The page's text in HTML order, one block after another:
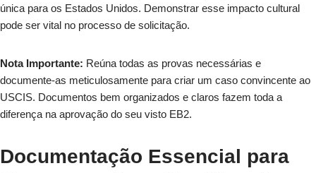
única para os Estados Unidos. Demonstrar esse impacto cultural
pode ser vital no processo de solicitação.
Nota Importante: Reúna todas as provas necessárias e
documente-as meticulosamente para criar um caso convincente ao
USCIS. Documentos bem organizados e claros fazem toda a
diferença na aprovação do seu visto EB2.
Documentação Essencial para